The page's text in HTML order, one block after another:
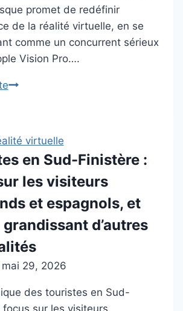
promet de redéfinir
de la réalité virtuelle, en se
comme un concurrent sérieux
Vision Pro….
Samsung
nouveau
casque
de
réalité
virtuelle
un
prix
très
défiant
virtuelle
en Sud-Finistère :
les visiteurs
et espagnols, et
grandissant d’autres
mai 29, 2026
des touristes en Sud-
focus sur les visiteurs